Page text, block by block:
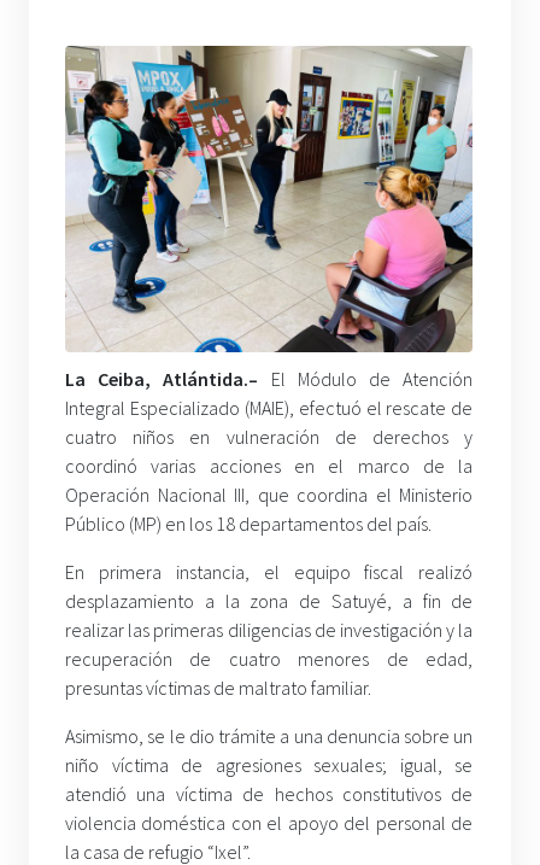
La Ceiba, Atlántida.– El Módulo de Atención
Integral Especializado (MAIE), efectuó el rescate de
cuatro niños en vulneración de derechos y
coordinó varias acciones en el marco de la
Operación Nacional III, que coordina el Ministerio
Público (MP) en los 18 departamentos del país.
En primera instancia, el equipo fiscal realizó
desplazamiento a la zona de Satuyé, a fin de
realizar las primeras diligencias de investigación y la
recuperación de cuatro menores de edad,
presuntas víctimas de maltrato familiar.
Asimismo, se le dio trámite a una denuncia sobre un
niño víctima de agresiones sexuales; igual, se
atendió una víctima de hechos constitutivos de
violencia doméstica con el apoyo del personal de
la casa de refugio “Ixel”.